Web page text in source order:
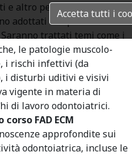
e altro personale di studio
adottati comportamenti
trattati temi come i
le patologie muscolo-
i rischi infettivi (da
i disturbi uditivi e visivi
vigente in materia di
di lavoro odontoiatrici.
FAD ECM
approfondite sui
odontoiatrica, incluse le
Accetta tutti i